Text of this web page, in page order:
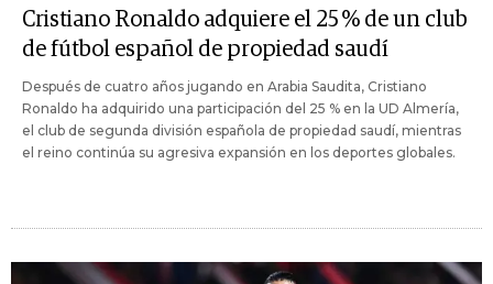
Cristiano Ronaldo adquiere el 25 % de un club
de fútbol español de propiedad saudí
Después de cuatro años jugando en Arabia Saudita, Cristiano
Ronaldo ha adquirido una participación del 25 % en la UD Almería,
el club de segunda división española de propiedad saudí, mientras
el reino continúa su agresiva expansión en los deportes globales.